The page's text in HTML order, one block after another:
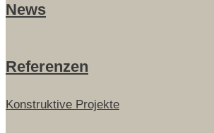
News
Referenzen
Konstruktive Projekte